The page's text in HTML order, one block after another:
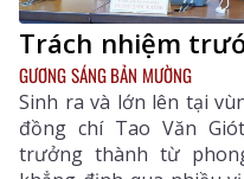
Trách nhiệm
GƯƠNG SÁNG BẢN MƯỜNG
Sinh ra và lớn lên tại
đồng chí Tao Văn
trưởng thành từ